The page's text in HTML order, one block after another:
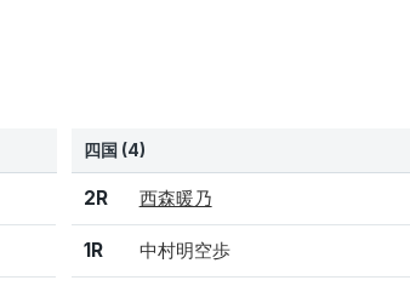
四国 (4)
結果 シード 選手名
2R 西森暖乃
1R 中村明空歩